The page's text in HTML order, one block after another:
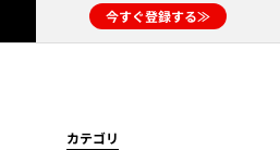
今すぐ登録する≫
カテゴリ